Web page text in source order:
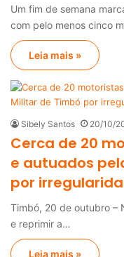
Um fim de semana
com pelo menos cinco
Leia mais »
Sibely Santos 20/10/
Cerca de 20
e autuados
por
Timbó, 20 de outubro –
e reprimir a…
Leia mais »